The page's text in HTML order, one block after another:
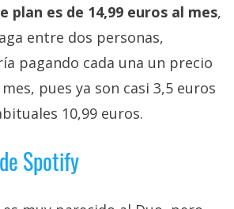
plan es de 14,99 euros al mes,
entre dos personas,
pagando cada una un precio
pues ya son casi 3,5 euros
10,99 euros.
Spotify